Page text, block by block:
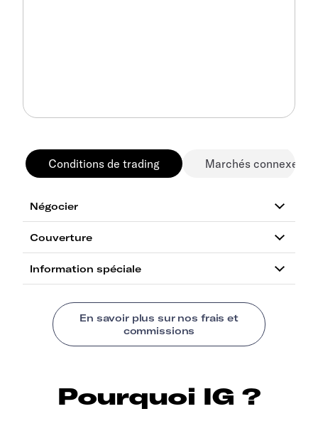
Conditions de trading Marchés connexes
Pourquoi IG ?